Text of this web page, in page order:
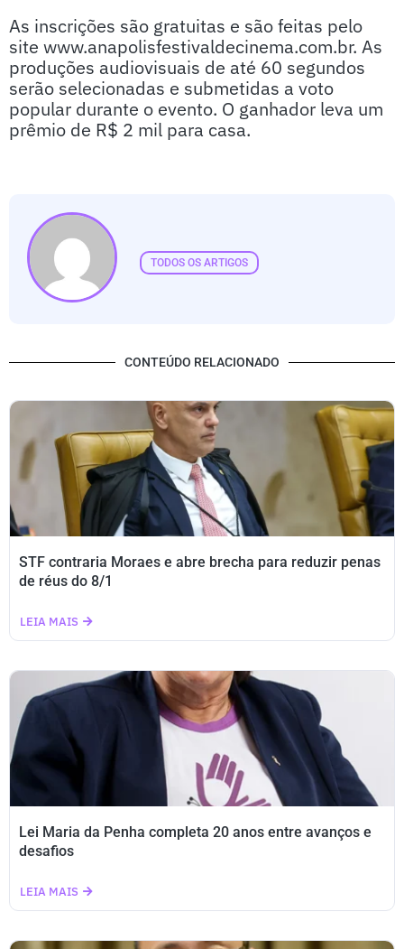
As inscrições são gratuitas e são feitas pelo
site www.anapolisfestivaldecinema.com.br. As
produções audiovisuais de até 60 segundos
serão selecionadas e submetidas a voto
popular durante o evento. O ganhador leva um
prêmio de R$ 2 mil para casa.
TODOS OS ARTIGOS
CONTEÚDO RELACIONADO
STF contraria Moraes e abre brecha para reduzir penas
de réus do 8/1
LEIA MAIS
Lei Maria da Penha completa 20 anos entre avanços e
desafios
LEIA MAIS